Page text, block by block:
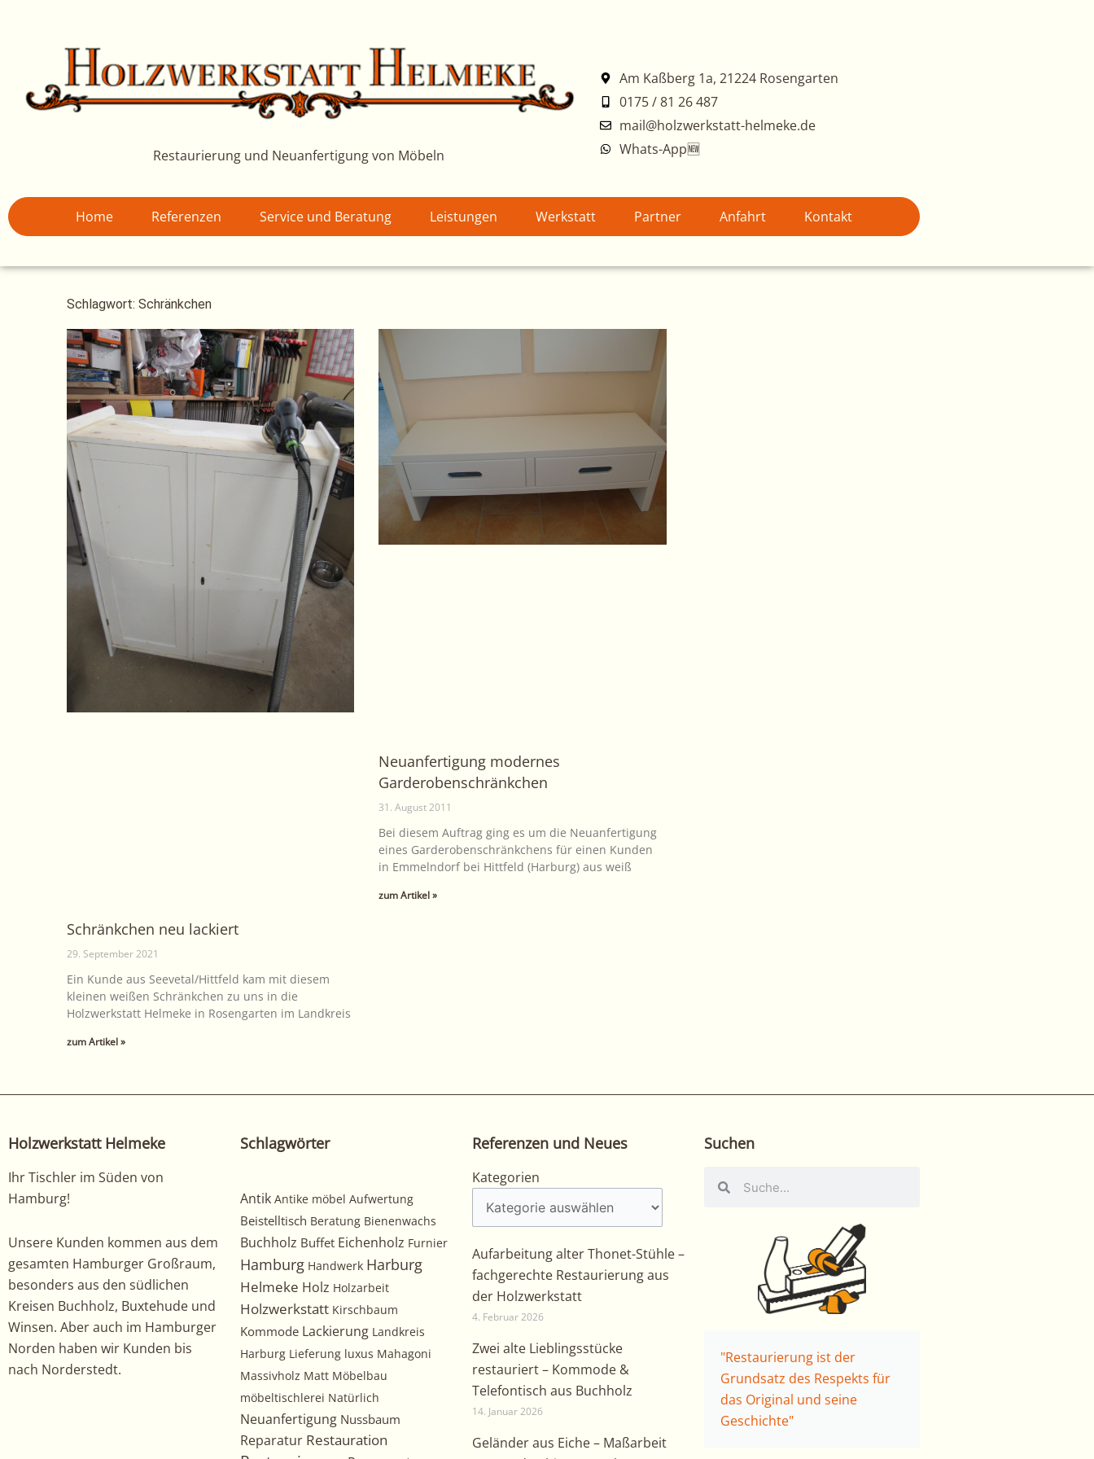
Restaurierung und Neuanfertigung von Möbeln
Am Kaßberg 1a, 21224 Rosengarten
0175 / 81 26 487
mail@holzwerkstatt-helmeke.de
Whats-App🆕
Home Referenzen Service und Beratung Leistungen Werkstatt Partner Anfahrt Kontakt
Schlagwort: Schränkchen
Schränkchen neu lackiert
29. September 2021
Ein Kunde aus Seevetal/Hittfeld kam mit diesem
kleinen weißen Schränkchen zu uns in die
Holzwerkstatt Helmeke in Rosengarten im Landkreis
zum Artikel »
Neuanfertigung modernes
Garderobenschränkchen
31. August 2011
Bei diesem Auftrag ging es um die Neuanfertigung
eines Garderobenschränkchens für einen Kunden
in Emmelndorf bei Hittfeld (Harburg) aus weiß
zum Artikel »
Holzwerkstatt Helmeke
Ihr Tischler im Süden von
Hamburg!
Unsere Kunden kommen aus dem
gesamten Hamburger Großraum,
besonders aus den südlichen
Kreisen Buchholz, Buxtehude und
Winsen. Aber auch im Hamburger
Norden haben wir Kunden bis
nach Norderstedt.
Schlagwörter
Antik Antike möbel Aufwertung
Beistelltisch Beratung Bienenwachs
Buchholz Buffet Eichenholz Furnier
Hamburg Handwerk Harburg
Helmeke Holz Holzarbeit
Holzwerkstatt Kirschbaum
Kommode Lackierung Landkreis
Harburg Lieferung luxus Mahagoni
Massivholz Matt Möbelbau
möbeltischlerei Natürlich
Neuanfertigung Nussbaum
Reparatur Restauration
Referenzen und Neues
Kategorien
Kategorien
Aufarbeitung alter Thonet-Stühle –
fachgerechte Restaurierung aus
der Holzwerkstatt
4. Februar 2026
Zwei alte Lieblingsstücke
restauriert – Kommode &
Telefontisch aus Buchholz
14. Januar 2026
Geländer aus Eiche – Maßarbeit
Suchen
"Restaurierung ist der
Grundsatz des Respekts für
das Original und seine
Geschichte"